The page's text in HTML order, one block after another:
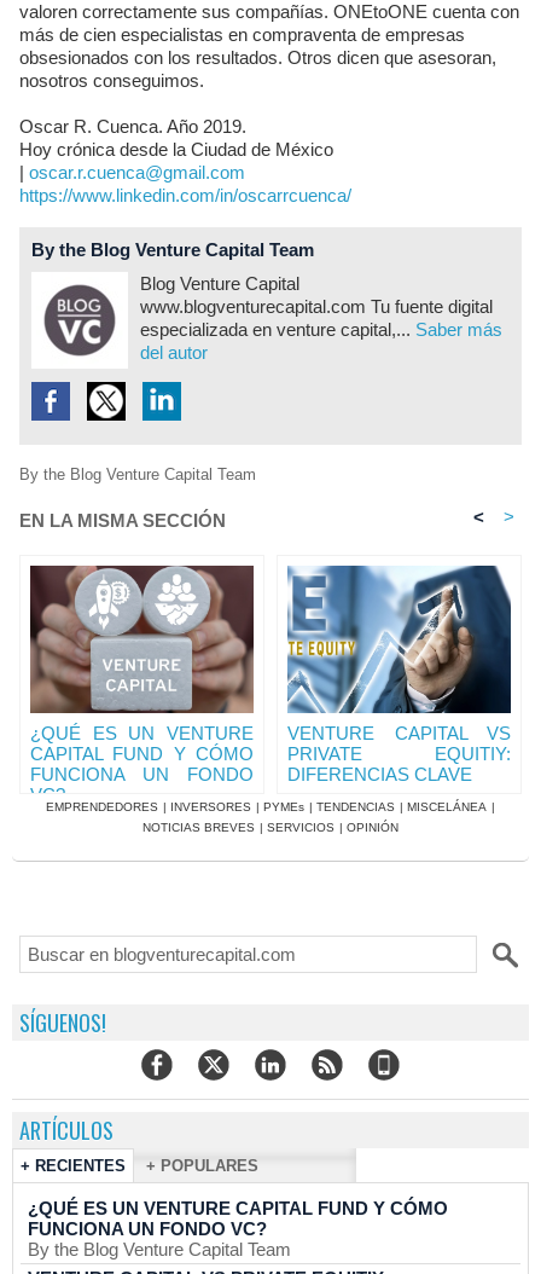
valoren correctamente sus compañías. ONEtoONE cuenta con
más de cien especialistas en compraventa de empresas
obsesionados con los resultados. Otros dicen que asesoran,
nosotros conseguimos.
Oscar R. Cuenca. Año 2019.
Hoy crónica desde la Ciudad de México
| oscar.r.cuenca@gmail.com
https://www.linkedin.com/in/oscarrcuenca/
By the Blog Venture Capital Team
Blog Venture Capital
www.blogventurecapital.com Tu fuente digital
especializada en venture capital,... Saber más
del autor
By the Blog Venture Capital Team
EN LA MISMA SECCIÓN < >
¿QUÉ ES UN VENTURE
CAPITAL FUND Y CÓMO
FUNCIONA UN FONDO
VC?
VENTURE CAPITAL VS
PRIVATE EQUITIY:
DIFERENCIAS CLAVE
EMPRENDEDORES | INVERSORES | PYMEs | TENDENCIAS | MISCELÁNEA |
NOTICIAS BREVES | SERVICIOS | OPINIÓN
SÍGUENOS!
ARTÍCULOS
+ RECIENTES + POPULARES
¿QUÉ ES UN VENTURE CAPITAL FUND Y CÓMO
FUNCIONA UN FONDO VC?
By the Blog Venture Capital Team